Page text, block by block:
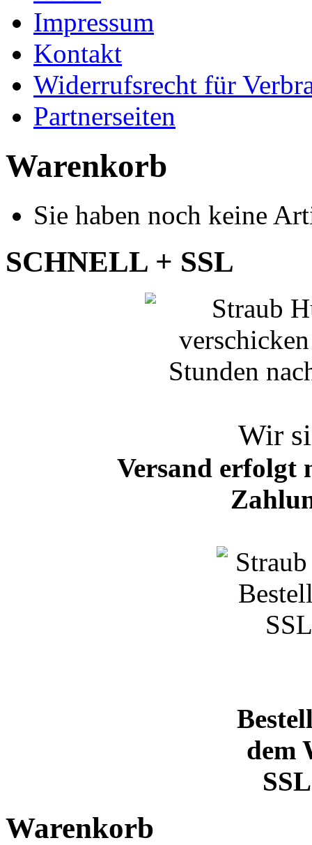
Impressum
Kontakt
Widerrufsrecht für
Partnerseiten
Warenkorb
Sie haben noch keine
SCHNELL + SSL
Wir
Versand erfolgt
dem
Warenkorb